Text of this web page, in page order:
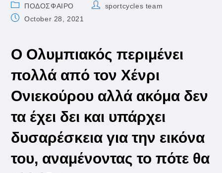
Post
category:
ΠΟΔΟΣΦΑΙΡΟ
Postsportcycles team
PostOctober 28, 2021
Ο Ολυμπιακός περιμένει
πολλά από τον Χένρι
Ονιεκούρου αλλά ακόμα δεν
τα έχει δει και υπάρχει
δυσαρέσκεια για την εικόνα
του, αναμένοντας το πότε θα